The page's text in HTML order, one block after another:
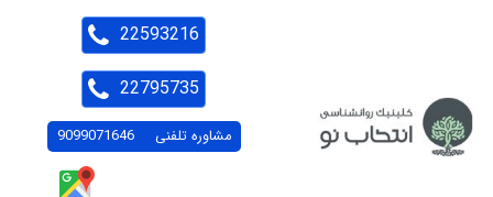
مشاوره تلفنی 9099071646
22593216
22795735